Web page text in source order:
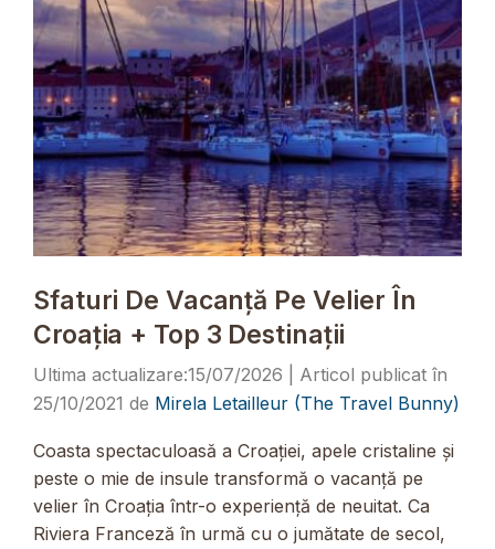
Sfaturi De Vacanță Pe Velier În
Croația + Top 3 Destinații
15/07/2026
25/10/2021 de Mirela Letailleur (The Travel Bunny)
Coasta spectaculoasă a Croației, apele cristaline și
peste o mie de insule transformă o vacanță pe
velier în Croația într-o experiență de neuitat. Ca
Riviera Franceză în urmă cu o jumătate de secol,